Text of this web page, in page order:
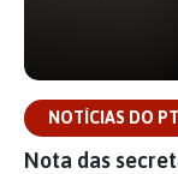
NOTÍCIAS DO PT
Nota das